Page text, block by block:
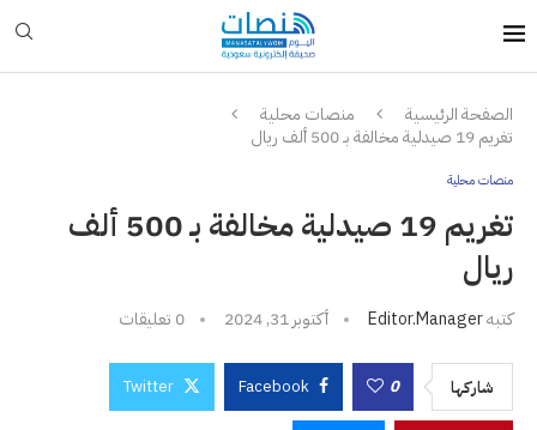
الصفحة الرئيسية
منصات محلية
تغريم 19 صيدلية مخالفة بـ 500 ألف ريال
منصات محلية
تغريم 19 صيدلية مخالفة بـ 500 ألف
ريال
كتبهEditor.manager أكتوبر 31, 2024 0 تعليقات
شاركها 0
Facebook
Twitter